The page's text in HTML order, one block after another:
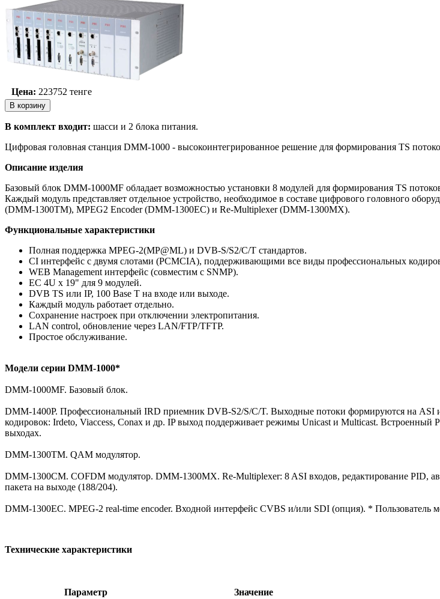
Цена: 223752 тенге
В комплект входит: шасси и 2 блока питания.
Цифровая головная станция DMM-1000 - высокоинтегрированное решение для формирования TS
Описание изделия
Базовый блок DMM-1000MF обладает возможностью установки 8 модулей для формирования TS
Каждый модуль представляет отдельное устройство, необходимое в составе цифрового головного
(DMM-1300TM), MPEG2 Encoder (DMM-1300EC) и Re-Multiplexer (DMM-1300MX).
Функциональные характеристики
Полная поддержка MPEG-2(MP@ML) и DVB-S/S2/C/T стандартов.
CI интерфейс с двумя слотами (PCMCIA), поддерживающими все виды профессиональных
WEB Management интерфейс (совместим с SNMP).
EC 4U x 19" для 9 модулей.
DVB TS или IP, 100 Base T на входе или выходе.
Каждый модуль работает отдельно.
Сохранение настроек при отключении электропитания.
LAN control, обновление через LAN/FTP/TFTP.
Простое обслуживание.
Модели серии DMM-1000*
DMM-1000MF. Базовый блок.
DMM-1400P. Профессиональный IRD приемник DVB-S2/S/C/T. Выходные потоки формируются на
кодировок: Irdeto, Viaccess, Conax и др. IP выход поддерживает режимы Unicast и Multicast. Встроенный
выходах.
DMM-1300TM. QAM модулятор.
DMM-1300CM. COFDM модулятор. DMM-1300MX. Re-Multiplexer: 8 ASI входов, редактирование PID,
пакета на выходе (188/204).
DMM-1300EC. MPEG-2 real-time encoder. Входной интерфейс CVBS и/или SDI (опция). * Пользователь
Технические характеристики
Параметр
Значение